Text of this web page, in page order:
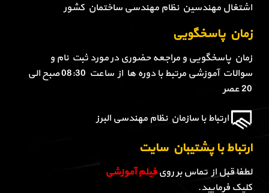
اشتغال مهندسین نظام مهندسی ساختمان کشور
زمان پاسخگویی
زمان پاسخگویی و مراجعه حضوری در مورد ثبت نام و
سوالات آموزشی مرتبط با دوره ها از ساعت 08:30 صبح الی
20 عصر
ارتباط با سازمان نظام مهندسی البرز
ارتباط با پشتیبان سایت
لطفا قبل از تماس بر رویفیلم آموزشی
کلیک فرمایید.